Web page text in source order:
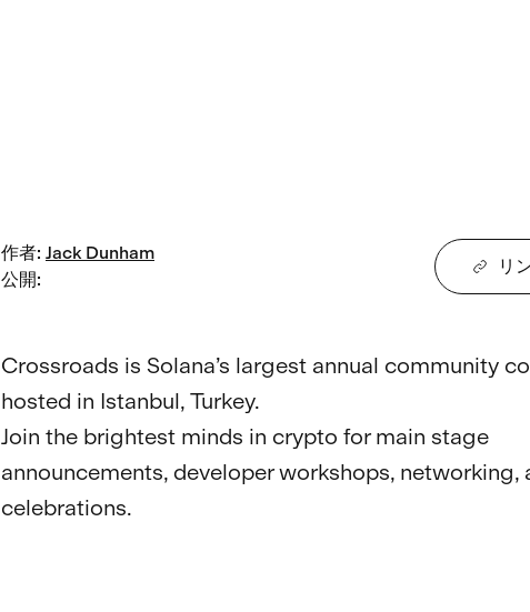
作者: Jack Dunham
公開:
リ
Crossroads is Solana’s largest annual community
hosted in Istanbul, Turkey.
Join the brightest minds in crypto for main stage
announcements, developer workshops, networking,
celebrations.